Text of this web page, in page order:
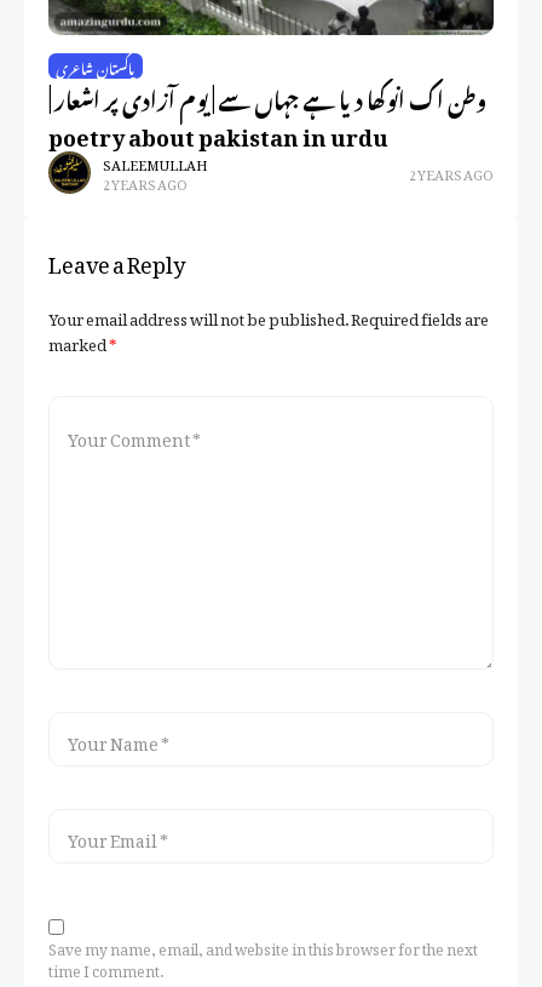
پاکستان شاعری
وطن اک انوکھا دیا ہے جہاں سے | یوم آزادی پر اشعار |
poetry about pakistan in urdu
SALEEM ULLAH
2 YEARS AGO 2 YEARS AGO
Leave a Reply
Your email address will not be published.Required fields are
marked*
Save my name, email, and website in this browser for the next
time I comment.